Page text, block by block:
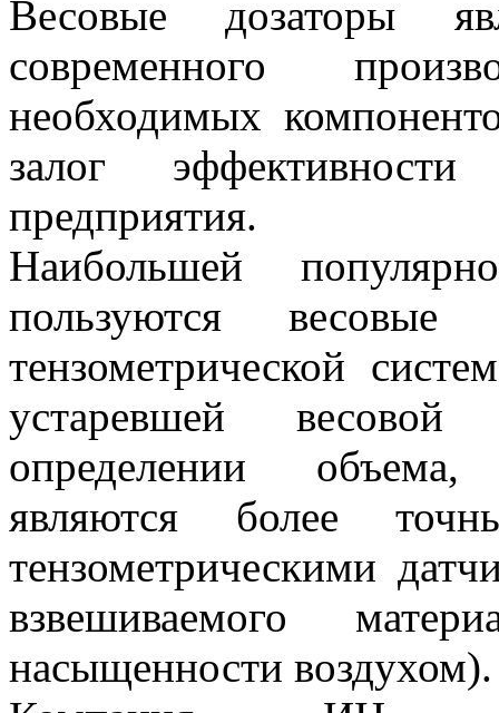
Весовые дозаторы
современного
необходимых
залог
предприятия.
Наибольшей
пользуются
тензометрической
устаревшей
определении объема,
являются более
тензометрическими
взвешиваемого
насыщенности воздухом).